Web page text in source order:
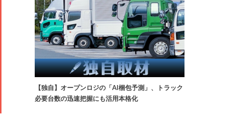
【独自】オープンロジの「AI梱包予測」、トラック
必要台数の迅速把握にも活用本格化